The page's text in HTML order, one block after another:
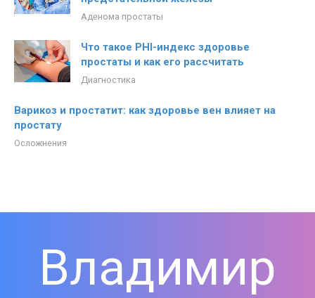
Аденома простаты
Что такое PHI-индекс здоровье
простаты и как его рассчитать
Диагностика
Варикоз и простатит: как здоровье вен влияет на
простату
Осложнения
Владимир